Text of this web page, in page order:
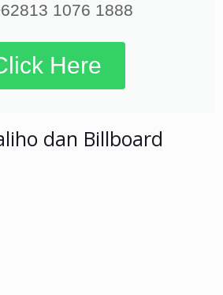
1076 1888
Here
dan Billboard